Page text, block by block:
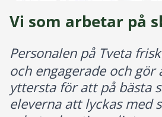
Vi som arbetar på
Personalen på Tveta
och engagerade och
yttersta för att på bästa
eleverna att lyckas med